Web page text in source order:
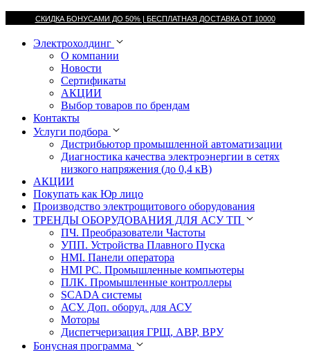
СКИДКА БОНУСАМИ ДО 50% | БЕСПЛАТНАЯ ДОСТАВКА ОТ 10000
Электрохолдинг
О компании
Новости
Сертификаты
АКЦИИ
Выбор товаров по брендам
Контакты
Услуги подбора
Дистрибьютор промышленной автоматизации
Диагностика качества электроэнергии в сетях
низкого напряжения (до 0,4 кВ)
АКЦИИ
Покупать как Юр лицо
Производство электрощитового оборудования
ТРЕНДЫ ОБОРУДОВАНИЯ ДЛЯ АСУ ТП
ПЧ. Преобразователи Частоты
УПП. Устройства Плавного Пуска
HMI. Панели оператора
HMI РС. Промышленные компьютеры
ПЛК. Промышленные контроллеры
SCADA системы
АСУ. Доп. оборуд. для АСУ
Моторы
Диспетчеризация ГРЩ, АВР, ВРУ
Бонусная программа